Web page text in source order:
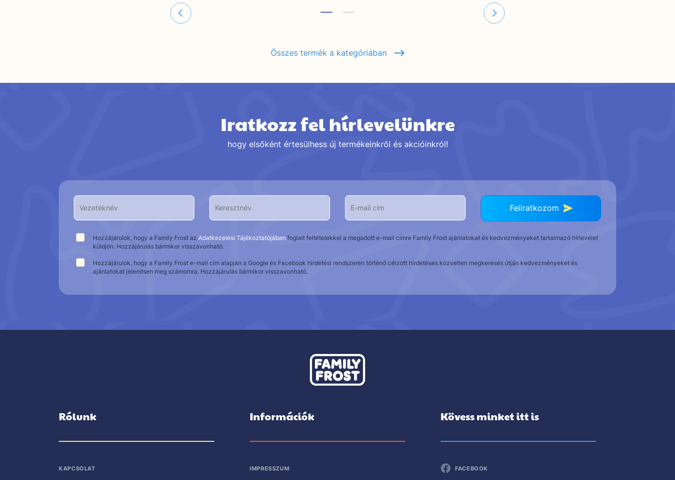
Összes termék a kategóriában
Iratkozz fel hírlevelünkre
hogy elsőként értesülhess új termékeinkről és akcióinkról!
Feliratkozom
Hozzájárulok, hogy a Family Frost az Adatkezelési Tájékoztatójában foglalt feltételekkel a megadott e-mail címre Family Frost ajánlatokat és kedvezményeket tartalmazó hírlevelet
küldjön. Hozzájárulás bármikor visszavonható.
Hozzájárulok, hogy a Family Frost e-mail cím alapján a Google és Facebook hirdetési rendszeren történő célzott hirdetéses közvetlen megkeresés útján kedvezményeket és
ajánlatokat jelenítsen meg számomra. Hozzájárulás bármikor visszavonható.
Rólunk
KAPCSOLAT
Információk
IMPRESSZUM
Kövess minket itt is
FACEBOOK